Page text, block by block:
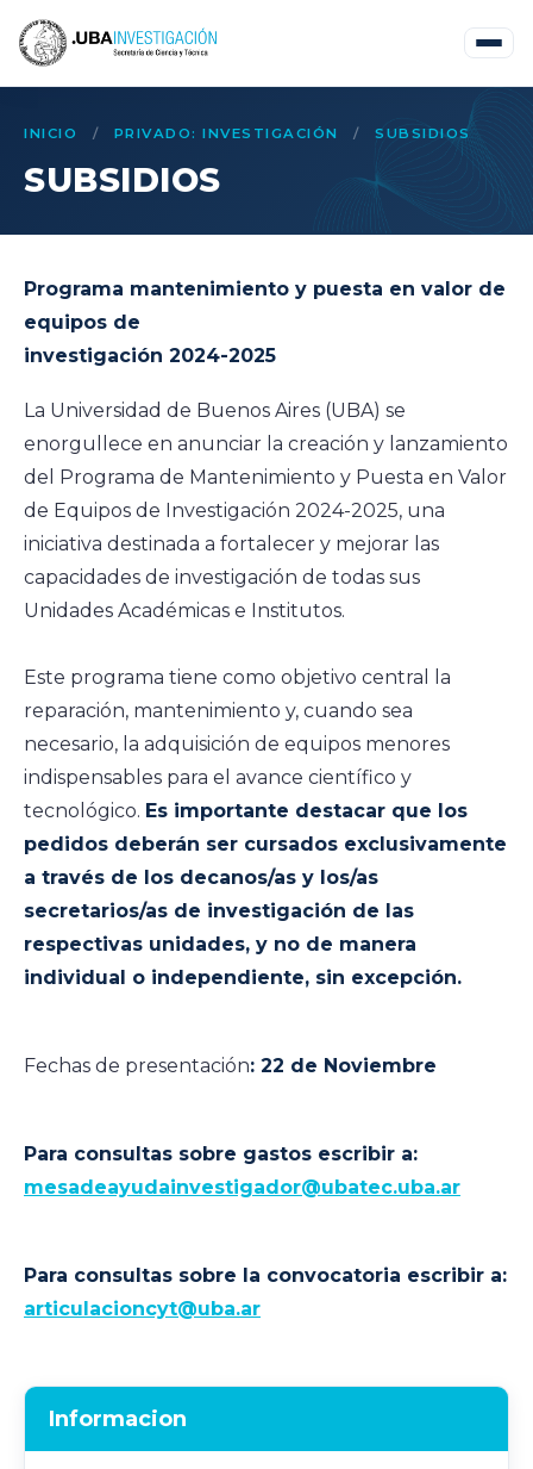
INICIO / PRIVADO: INVESTIGACIÓN / SUBSIDIOS
SUBSIDIOS
Programa mantenimiento y puesta en valor de
equipos de
investigación 2024-2025
La Universidad de Buenos Aires (UBA) se
enorgullece en anunciar la creación y lanzamiento
del Programa de Mantenimiento y Puesta en Valor
de Equipos de Investigación 2024-2025, una
iniciativa destinada a fortalecer y mejorar las
capacidades de investigación de todas sus
Unidades Académicas e Institutos.
Este programa tiene como objetivo central la
reparación, mantenimiento y, cuando sea
necesario, la adquisición de equipos menores
indispensables para el avance científico y
tecnológico. Es importante destacar que los
pedidos deberán ser cursados exclusivamente
a través de los decanos/as y los/as
secretarios/as de investigación de las
respectivas unidades, y no de manera
individual o independiente, sin excepción.
Fechas de presentación: 22 de Noviembre
Para consultas sobre gastos escribir a:
mesadeayudainvestigador@ubatec.uba.ar
Para consultas sobre la convocatoria escribir a:
articulacioncyt@uba.ar
Informacion